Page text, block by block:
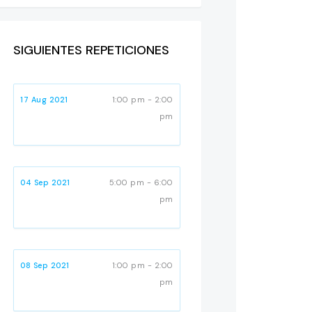
SIGUIENTES REPETICIONES
17 Aug 2021
1:00 pm - 2:00
pm
04 Sep 2021
5:00 pm - 6:00
pm
08 Sep 2021
1:00 pm - 2:00
pm